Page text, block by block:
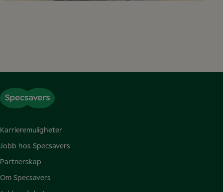
Karrieremuligheter
Jobb hos Specsavers
Partnerskap
Om Specsavers